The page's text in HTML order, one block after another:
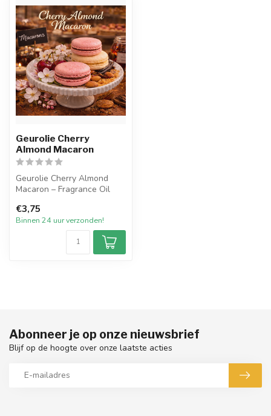
Geurolie Cherry
Almond Macaron
Geurolie Cherry Almond
Macaron – Fragrance Oil
Cherry Almond Macaron is
een w...
€3,75
Binnen 24 uur verzonden!
Abonneer je op onze nieuwsbrief
Blijf op de hoogte over onze laatste acties